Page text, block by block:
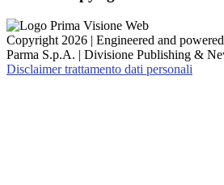
Copyright 2026 | Engineered and
Parma S.p.A. | Divisione Publishing &
Disclaimer trattamento dati personali